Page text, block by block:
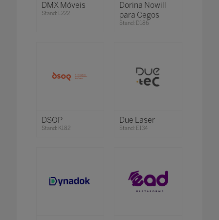
DMX Móveis
Stand: L222
Dorina Nowill
para Cegos
Stand: D186
DSOP
Stand: K182
Due Laser
Stand: E134